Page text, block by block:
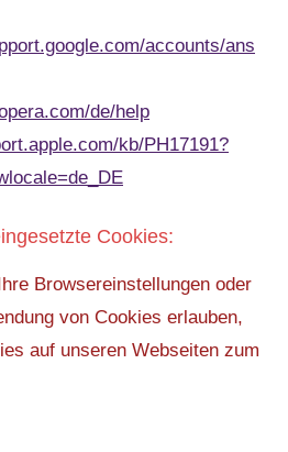
accounts/ans
de/help
kb/PH17191?
Cookies:
Browsereinstellungen oder
von Cookies erlauben,
auf unseren Webseiten zum